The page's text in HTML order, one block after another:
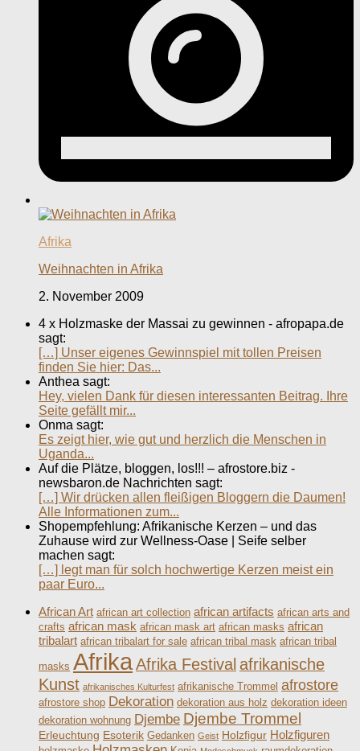
Afrika
Weihnachten in Afrika
2. November 2009
4 x Holzmaske der Massai zu gewinnen - afropapa.de
sagt:
[…] Unser eigenes Gewinnspiel mit tollen Preisen
finden Sie hier: Das...
Anthea sagt:
Hey, vielen Dank für diesen interessanten Beitrag. Ihre
Seite gefällt mir...
Onma sagt:
Es zeigt hier, wie gut und herzlich die Menschen in
Uganda...
Auf die Plätze, bloggen, los!!! – afrostore.biz -
newsbaron.de Nachrichten sagt:
[…] Wir drücken allen fleißigen Bloggern die Daumen!
Alle Informationen zum...
Shopempfehlung: Afrikanische Kerzen – und das
Zuhause wird zur Wellness-Oase | Seife selber
machen sagt:
[…] legt man für solch hochwertige Kerzen meist ein
paar Euro...
African Art african art collection african artifacts african arts and
crafts african mask african mask art african masks african
tribalart african tribalart for sale african tribal mask african tribal
masks AfrikaAfrika Festival afrikanische
Kunst afrikanisches Kulturfest afrikanische Trommel afrostore
afrostore shop Dekoration dekoration aus holz dekoration ideen
dekoration wohnung Djembe Djembe Trommel
Erleuchtung Esoterik Gedanken Geist Holzfigur Holzfiguren